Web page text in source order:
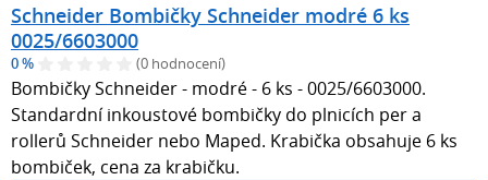
Schneider Bombičky Schneider modré 6 ks
0025/6603000
0 % (0 hodnocení)
Bombičky Schneider - modré - 6 ks - 0025/6603000.
Standardní inkoustové bombičky do plnicích per a
rollerů Schneider nebo Maped. Krabička obsahuje 6 ks
bombiček, cena za krabičku.